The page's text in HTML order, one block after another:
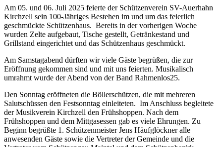
Am 05. und 06. Juli 2025 feierte der Schützenverein SV-Auerhahn
Kirchzell sein 100-Jähriges Bestehen im und um das feierlich
geschmückte Schützenhaus. Bereits in der vorherigen Woche
wurden Zelte aufgebaut, Tische gestellt, Getränkestand und
Grillstand eingerichtet und das Schützenhaus geschmückt.
Am Samstagabend dürften wir viele Gäste begrüßen, die zur
Eröffnung gekommen sind und mit uns feierten. Musikalisch
umrahmt wurde der Abend von der Band Rahmenlos25.
Den Sonntag eröffneten die Böllerschützen, die mit mehreren
Salutschüssen den Festsonntag einleiteten. Im Anschluss begleitete
der Musikverein Kirchzell den Frühshoppen. Nach dem
Frühshoppen und dem Mittgasessen gab es viele Ehrungen. Zu
Beginn begrüßte 1. Schützenmeister Jens Häufglöckner alle
anwesenden Gäste sowie die Vertreter der Gemeinde und die